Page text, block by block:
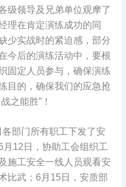
级领导及兄弟单位观摩了
理在肯定演练成功的同
少实战时的紧迫感，部分
今后的演练活动中，要根
固定人员参与，确保演练
目的，确保我们的应急抢
之能胜”！
部门所有职工下发了安
12日，协助工会组织工
施工安全一线人员观看安
比武；6月15日，安质部